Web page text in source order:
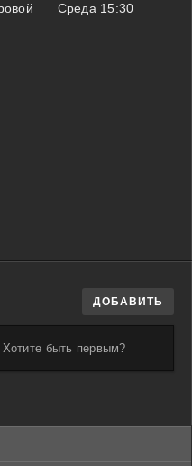
Среда 15:30
ДОБАВИТЬ
быть первым?